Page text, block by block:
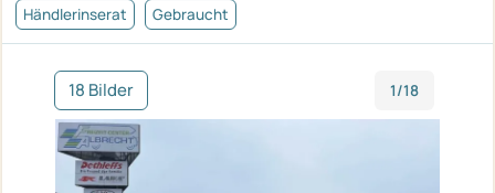
Händlerinserat Gebraucht
18 Bilder 1/18